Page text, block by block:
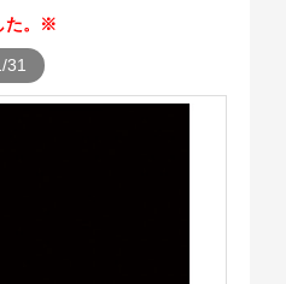
。
31